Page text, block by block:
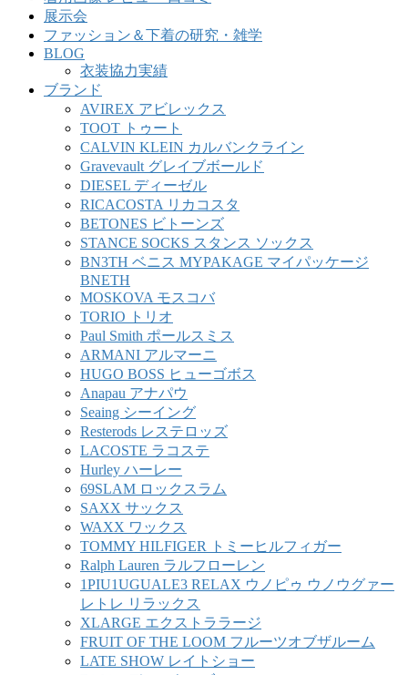
展示会
ファッション＆下着の研究・雑学
BLOG
衣装協力実績
ブランド
AVIREX アビレックス
TOOT トゥート
CALVIN KLEIN カルバンクライン
Gravevault グレイブボールド
DIESEL ディーゼル
RICACOSTA リカコスタ
BETONES ビトーンズ
STANCE SOCKS スタンス ソックス
BN3TH ベニス MYPAKAGE マイパッケージ
BNETH
MOSKOVA モスコバ
TORIO トリオ
Paul Smith ポールスミス
ARMANI アルマーニ
HUGO BOSS ヒューゴボス
Anapau アナパウ
Seaing シーイング
Resterods レステロッズ
LACOSTE ラコステ
Hurley ハーレー
69SLAM ロックスラム
SAXX サックス
WAXX ワックス
TOMMY HILFIGER トミーヒルフィガー
Ralph Lauren ラルフローレン
1PIU1UGUALE3 RELAX ウノピゥ ウノウグァー
レトレ リラックス
XLARGE エクストララージ
FRUIT OF THE LOOM フルーツオブザルーム
LATE SHOW レイトショー